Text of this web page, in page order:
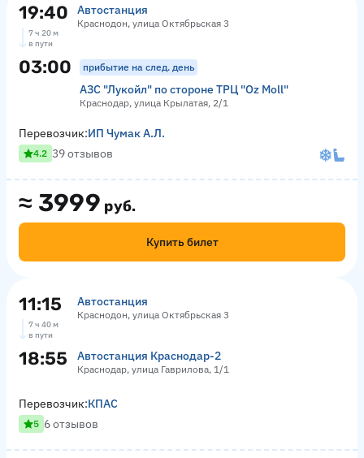
19:40 Автостанция
Краснодон, улица Октябрьская 3
7 ч 20 м
в пути
03:00 прибытие на след. день
АЗС "Лукойл" по стороне ТРЦ "Оz Moll"
Краснодар, улица Крылатая, 2/1
≈ 3999 руб.
Купить билет
Перевозчик:ИП Чумак А.Л.
4.2 39 отзывов
11:15 Автостанция
Краснодон, улица Октябрьская 3
7 ч 40 м
в пути
18:55 Автостанция Краснодар-2
Краснодар, улица Гаврилова, 1/1
Перевозчик:КПАС
5 6 отзывов